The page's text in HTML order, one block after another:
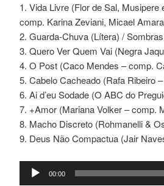
1. Vida Livre (Flor de Sal,
comp. Karina Zeviani, Micael
2. Guarda-Chuva (Lítera) / Sombras
3. Quero Ver Quem Vai (Negra
4. O Post (Caco Mendes – comp.
5. Cabelo Cacheado (Rafa Ribeiro
6. Ai d’eu Sodade (O ABC do
7. +Amor (Mariana Volker – comp.
8. Macho Discreto (Rohmanelli &
9. Deus Não Compactua (Jair
Tocador 00:00